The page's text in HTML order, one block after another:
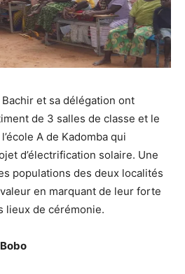
et sa délégation ont
de 3 salles de classe et le
A de Kadomba qui
d’électrification solaire. Une
populations des deux localités
en marquant de leur forte
lieux de cérémonie.